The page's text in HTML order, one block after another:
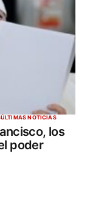
ÚLTIMAS NOTICIAS
los
poder